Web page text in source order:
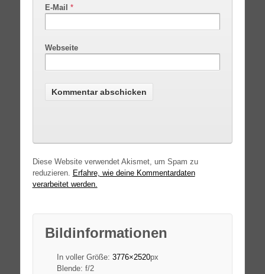
E-Mail *
Webseite
Diese Website verwendet Akismet, um Spam zu
reduzieren.
Erfahre, wie deine Kommentardaten
verarbeitet werden.
Bildinformationen
In voller Größe: 3776×2520px
Blende: f/2